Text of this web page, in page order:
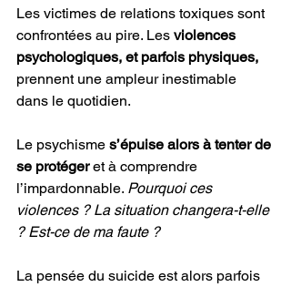
Les victimes de relations toxiques sont
confrontées au pire. Les violences
psychologiques, et parfois physiques,
prennent une ampleur inestimable
dans le quotidien.
Le psychisme s’épuise alors à tenter de
se protéger et à comprendre
l’impardonnable. Pourquoi ces
violences ? La situation changera-t-elle
? Est-ce de ma faute ?
La pensée du suicide est alors parfois